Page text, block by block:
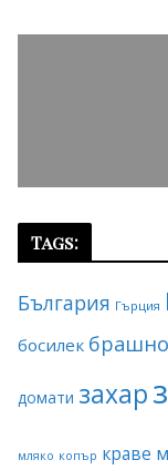
Tags:
България Гърция
босилек брашно
домати захар
мляко копър краве